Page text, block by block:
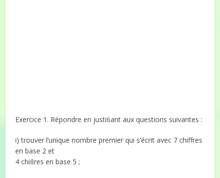
Exercice 1. Répondre en justiﬁant aux questions suivantes :
i) trouver l’unique nombre premier qui s’écrit avec 7 chiffres
en base 2 et
4 chiﬂres en base 5 ;